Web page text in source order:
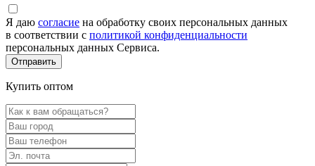
Я даю согласие на обработку своих персональных данных
в соответствии с политикой конфиденциальности
персональных данных Сервиса.
Купить оптом